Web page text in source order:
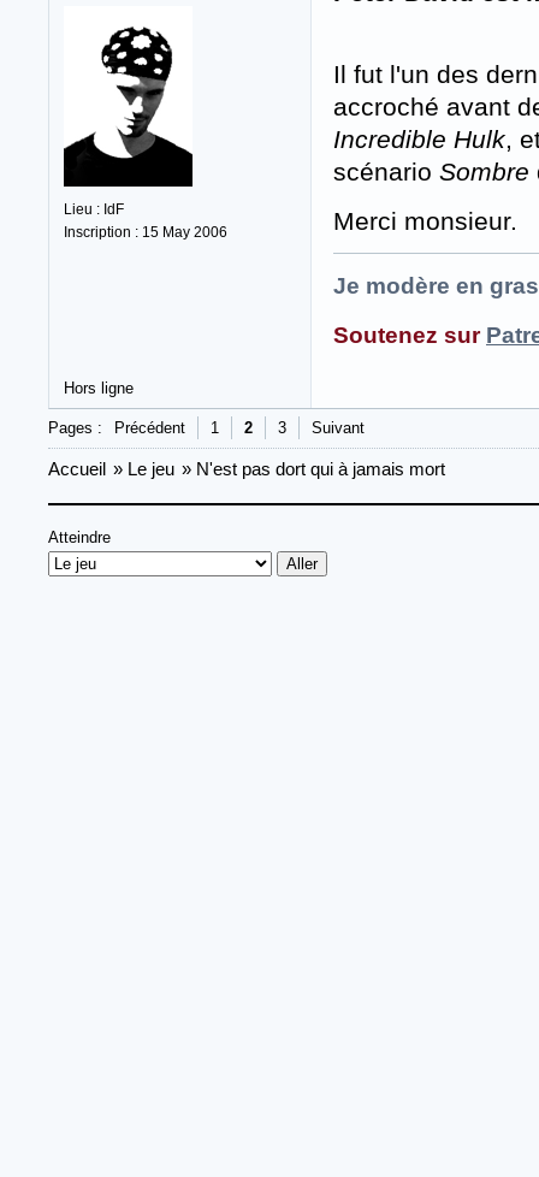
Lieu : IdF
Inscription : 15 May 2006
Il fut l'un des
accroché avant
Incredible Hulk,
scénario Sombre
Merci monsieur.
Je modère en
Soutenez sur
Hors ligne
Pages : Précédent 1 2 3 Suivant
Accueil » Le jeu » N'est pas dort qui à jamais mort
Atteindre